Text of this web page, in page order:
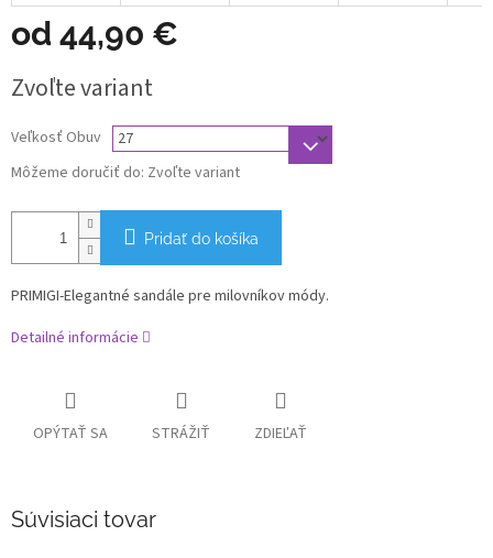
od 44,90 €
cena:
Zvoľte variant
Veľkosť Obuv
Môžeme doručiť do: Zvoľte variant
Pridať do košíka
PRIMIGI-Elegantné sandále pre milovníkov módy.
Detailné informácie
OPÝTAŤ SA STRÁŽIŤ ZDIEĽAŤ
Súvisiaci tovar